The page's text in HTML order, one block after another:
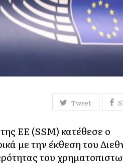
Tweet
ΕΕ (SSM) κατέθεσε ο
με την έκθεση του
του